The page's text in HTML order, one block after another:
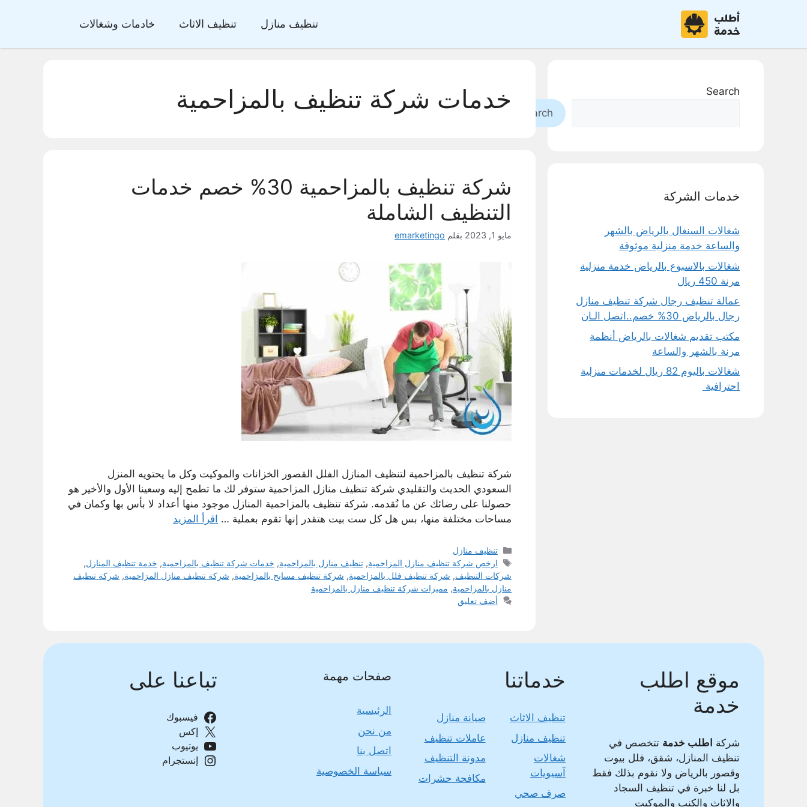
تنظيف منازل تنظيف الاثاث خادمات وشغالات
خدمات شركة تنظيف بالمزاحمية
شركة تنظيف بالمزاحمية 30% خصم خدمات
التنظيف الشاملة
مايو 1, 2023 بقلم emarketingo
شركة تنظيف بالمزاحمية لتنظيف المنازل الفلل القصور الخزانات والموكيت وكل ما يحتويه المنزل
السعودي الحديث والتقليدي شركة تنظيف منازل المزاحمية ستوفر لك ما تطمح إليه وسعينا الأول والأخير هو
حصولنا على رضائك عن ما نُقدمه. شركة تنظيف بالمزاحمية المنازل موجود منها أعداد لا بأس بها وكمان في
مساحات مختلفة منها، بس هل كل ست بيت هتقدر إنها تقوم بعملية … اقرأ المزيد
التصنيفات
تنظيف منازل
الوسوم
ارخص شركة تنظيف منازل المزاحمية,تنظيف منازل بالمزاحمية, خدمات شركة تنظيف بالمزاحمية, خدمة تنظيف المنازل,
شركات التنظيف, شركة تنظيف فلل بالمزاحمية, شركة تنظيف مسابح بالمزاحمية, شركة تنظيف منازل المزاحمية, شركة تنظيف
منازل بالمزاحمية, مميزات شركة تنظيف منازل بالمزاحمية
أضف تعليق
Search
Search
خدمات الشركة
شغالات السنغال بالرياض بالشهر
والساعة خدمة منزلية موثوقة
شغالات بالاسبوع بالرياض خدمة منزلية
مرنة 450 ريال
عمالة تنظيف رجال شركة تنظيف منازل
رجال بالرياض 30% خصم..اتصل الـان
مكتب تقديم شغالات بالرياض أنظمة
مرنة بالشهر والساعة
شغالات باليوم 82 ريال لخدمات منزلية
احترافية
موقع اطلب
خدمة
شركة اطلب خدمة تتخصص في
تنظيف المنازل، شقق، فلل بيوت
وقصور بالرياض ولا نقوم بذلك فقط
بل لنا خبرة في تنظيف السجاد
والاثاث والكنب والموكيت
خدماتنا
تنظيف الاثاث
تنظيف منازل
شغالات
آسيويات
صرف صحي
صيانة منازل
عاملات تنظيف
مدونة التنظيف
مكافحة حشرات
صفحات مهمة
الرئيسية
من نحن
اتصل بنا
سياسة الخصوصية
تباعنا على
فيسبوك
إكس
يوتيوب
إنستجرام